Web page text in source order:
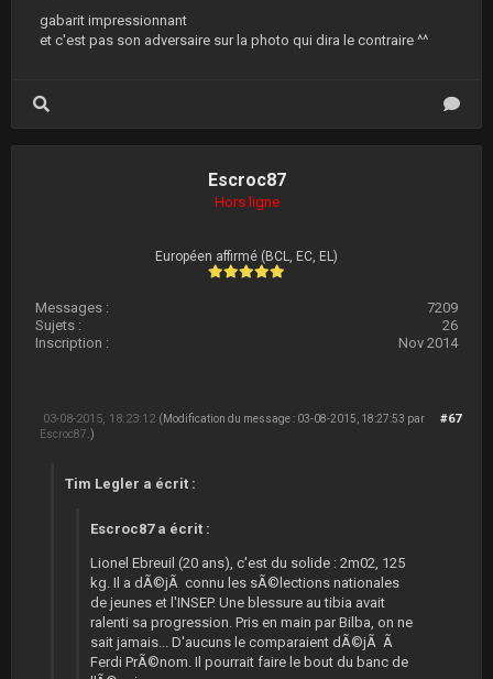
gabarit impressionnant
et c'est pas son adversaire sur la photo qui dira le contraire ^^
Escroc87
Hors ligne
Européen affirmé (BCL, EC, EL)
Messages :
7209
Sujets :
26
Inscription :
Nov 2014
#67
03-08-2015, 18:23:12 (Modification du message : 03-08-2015, 18:27:53 par
Escroc87 .)
Tim Legler a écrit :
Escroc87 a écrit :
Lionel Ebreuil (20 ans), c'est du solide : 2m02, 125
kg. Il a dÃ©jÃ connu les sÃ©lections nationales
de jeunes et l'INSEP. Une blessure au tibia avait
ralenti sa progression. Pris en main par Bilba, on ne
sait jamais... D'aucuns le comparaient dÃ©jÃ Ã
Ferdi PrÃ©nom. Il pourrait faire le bout du banc de